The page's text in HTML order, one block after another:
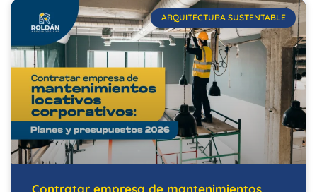
ARQUITECTURA SUSTENTABLE
Contratar empresa de mantenimientos